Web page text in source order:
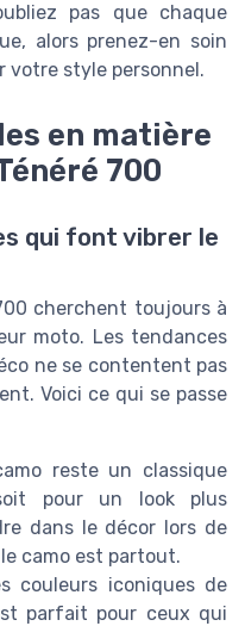
pas que chaque
alors prenez-en soin
votre style personnel.
en matière
700
qui font vibrer le
cherchent toujours à
moto. Les tendances
ne se contentent pas
Voici ce qui se passe
reste un classique
pour un look plus
dans le décor lors de
camo est partout.
couleurs iconiques de
parfait pour ceux qui